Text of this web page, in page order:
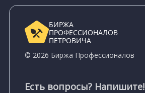
БИРЖА
ПРОФЕССИОНАЛОВ
ПЕТРОВИЧА
© 2026 Биржа Профессионалов
Есть вопросы? Напишите!